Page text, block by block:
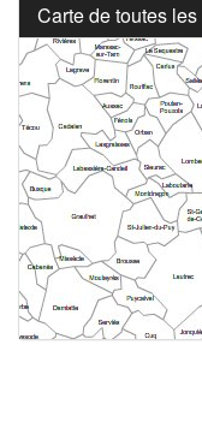
Carte de toutes